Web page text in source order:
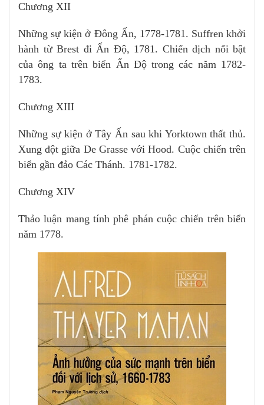
Chương XII
Những sự kiện ở Đông Ấn, 1778-1781. Suffren khởi
hành từ Brest đi Ấn Độ, 1781. Chiến dịch nổi bật
của ông ta trên biển Ấn Độ trong các năm 1782-
1783.
Chương XIII
Những sự kiện ở Tây Ấn sau khi Yorktown thất thủ.
Xung đột giữa De Grasse với Hood. Cuộc chiến trên
biển gần đảo Các Thánh. 1781-1782.
Chương XIV
Thảo luận mang tính phê phán cuộc chiến trên biển
năm 1778.